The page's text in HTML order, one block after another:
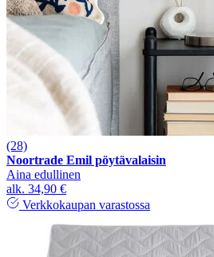
(28)
Noortrade Emil pöytävalaisin
Aina edullinen
alk. 34,90 €
Verkkokaupan varastossa